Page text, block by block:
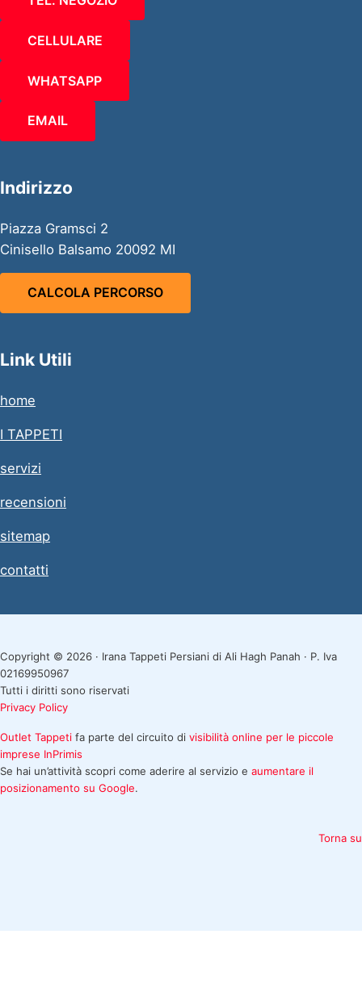
CELLULARE
WHATSAPP
EMAIL
Indirizzo
Piazza Gramsci 2
Cinisello Balsamo 20092 MI
CALCOLA PERCORSO
Link Utili
home
I TAPPETI
servizi
recensioni
sitemap
contatti
Copyright © 2026 · Irana Tappeti Persiani di Ali Hagh Panah · P. Iva
02169950967
Tutti i diritti sono riservati
Privacy Policy
Outlet Tappeti fa parte del circuito divisibilità online per le piccole
imprese InPrimis
Se hai un’attività scopri come aderire al servizio eaumentare il
posizionamento su Google.
Torna su